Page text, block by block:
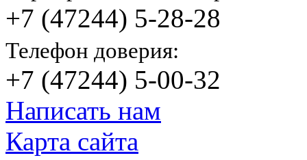
+7 (47244) 5-28-28
Телефон доверия:
+7 (47244) 5-00-32
Написать нам
Карта сайта